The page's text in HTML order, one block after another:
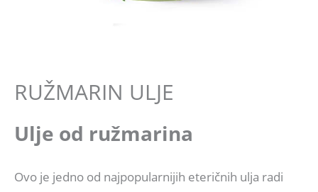
RUŽMARIN ULJE
Ulje od ružmarina
Ovo je jedno od najpopularnijih eteričnih ulja radi